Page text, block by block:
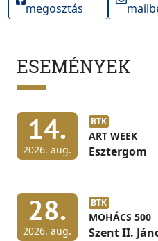
megosztás
ESEMÉNYEK
14.
2026. aug.
BTK
ART WEEK
Esztergom
28.
2026. aug.
BTK
MOHÁCS 500
Szent II.